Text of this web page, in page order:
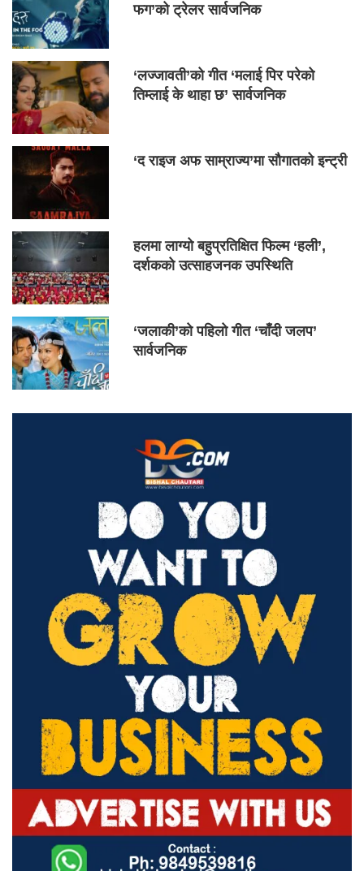
फग’को ट्रेलर सार्वजनिक
‘लज्जावती’को गीत ‘मलाई पिर परेको
तिम्लाई के थाहा छ’ सार्वजनिक
‘द राइज अफ साम्राज्य’मा सौगातको इन्ट्री
हलमा लाग्यो बहुप्रतिक्षित फिल्म ‘हली’,
दर्शकको उत्साहजनक उपस्थिति
‘जलाकी’को पहिलो गीत ‘चाँदी जलप’
सार्वजनिक